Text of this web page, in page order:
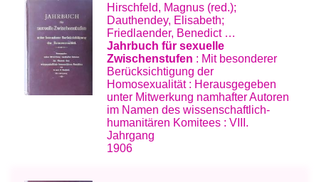
Hirschfeld, Magnus (red.);
Dauthendey, Elisabeth;
Friedlaender, Benedict …
Jahrbuch für sexuelle
Zwischenstufen : Mit besonderer
Berücksichtigung der
Homosexualität : Herausgegeben
unter Mitwerkung namhafter Autoren
im Namen des wissenschaftlich-
humanitären Komitees : VIII.
Jahrgang
1906